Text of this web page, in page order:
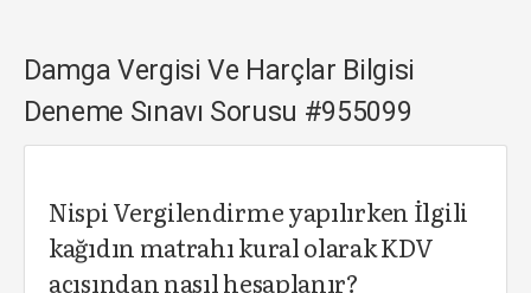
Damga Vergisi Ve Harçlar Bilgisi
Deneme Sınavı Sorusu #955099
Nispi Vergilendirme yapılırken İlgili
kağıdın matrahı kural olarak KDV
açısından nasıl hesaplanır?